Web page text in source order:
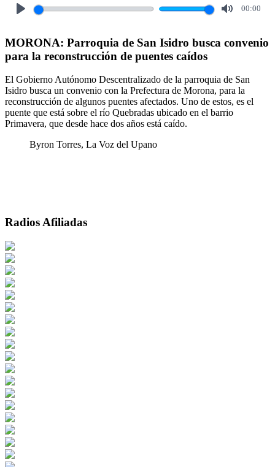
00:00
MORONA: Parroquia de San Isidro busca convenio
para la reconstrucción de puentes caídos
El Gobierno Autónomo Descentralizado de la parroquia de San
Isidro busca un convenio con la Prefectura de Morona, para la
reconstrucción de algunos puentes afectados. Uno de estos, es el
puente que está sobre el río Quebradas ubicado en el barrio
Primavera, que desde hace dos años está caído.
Byron Torres, La Voz del Upano
Radios Afiliadas